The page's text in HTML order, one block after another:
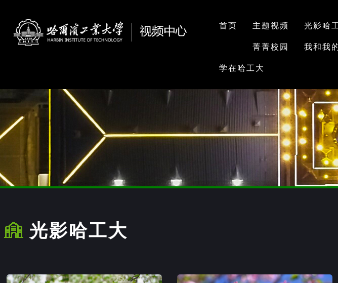
首页 主题视频 光影哈
菁菁校园 我和我
学在哈工大
光影哈工大